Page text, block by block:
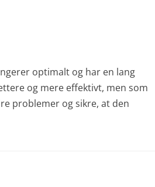
optimalt og har en lang
og mere effektivt, men som
problemer og sikre, at den